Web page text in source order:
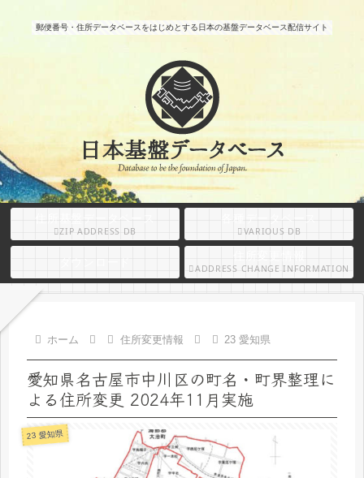
郵便番号・住所データベースをはじめとする日本の基盤データベース配信サイト
住所基盤データベース
ZIP ADDRESS DB VARIOUS DB
ADDRESS CHANGE INFORMATION
ホーム 住所変更情報 23 愛知県
愛知県名古屋市中川区の町名・町界整理に
よる住所変更 2024年11月実施
23 愛知県